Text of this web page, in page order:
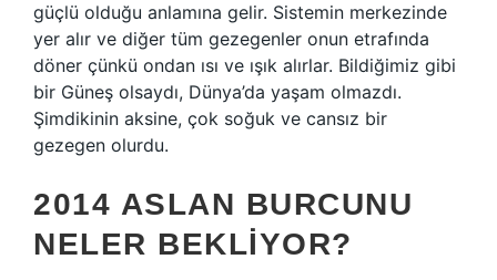
güçlü olduğu anlamına gelir. Sistemin merkezinde
yer alır ve diğer tüm gezegenler onun etrafında
döner çünkü ondan ısı ve ışık alırlar. Bildiğimiz gibi
bir Güneş olsaydı, Dünya’da yaşam olmazdı.
Şimdikinin aksine, çok soğuk ve cansız bir
gezegen olurdu.
2014 ASLAN BURCUNU
NELER BEKLIYOR?